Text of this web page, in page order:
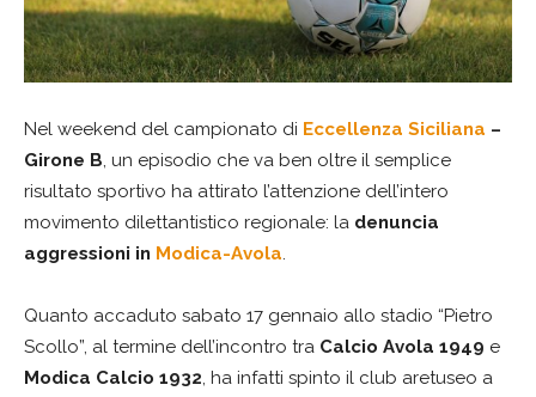
Nel weekend del campionato di Eccellenza Siciliana –
Girone B, un episodio che va ben oltre il semplice
risultato sportivo ha attirato l’attenzione dell’intero
movimento dilettantistico regionale: la denuncia
aggressioni in Modica-Avola.
Quanto accaduto sabato 17 gennaio allo stadio “Pietro
Scollo”, al termine dell’incontro tra Calcio Avola 1949 e
Modica Calcio 1932, ha infatti spinto il club aretuseo a